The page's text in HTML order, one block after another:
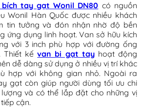
tay gạt Wonil DN80 có nguồn
Wonil Hàn Quốc được nhiều khách
tin tưởng và đón nhận nhờ độ bền
ứng dụng linh hoạt. Van sở hữu kích
với 3 inch phù hợp với đường ống
Thiết kếvan bi gạt tayhoạt động
dễ dàng sử dụng ở nhiều vị trí khác
hợp với không gian nhỏ. Ngoài ra
gạt còn giúp người dùng tối ưu chi
và có thể lắp đặt cho những vị
cận.